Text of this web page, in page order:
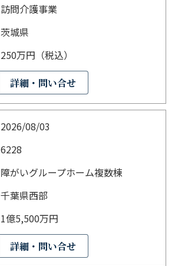
訪問介護事業
茨城県
250万円（税込）
詳細・問い合せ
2026/08/03
6228
障がいグループホーム複数棟
千葉県西部
1億5,500万円
詳細・問い合せ